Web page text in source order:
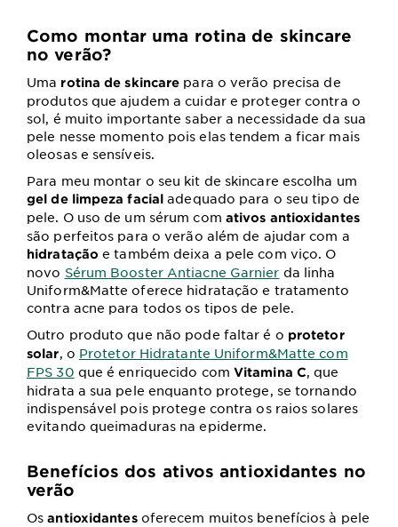
Como montar uma rotina de skincare
no verão?
Uma rotina de skincare para o verão precisa de
produtos que ajudem a cuidar e proteger contra o
sol, é muito importante saber a necessidade da sua
pele nesse momento pois elas tendem a ficar mais
oleosas e sensíveis.
Para meu montar o seu kit de skincare escolha um
gel de limpeza facial adequado para o seu tipo de
pele. O uso de um sérum com ativos antioxidantes
são perfeitos para o verão além de ajudar com a
hidrataçãoe também deixa a pele com viço. O
novo Sérum Booster Antiacne Garnier da linha
Uniform&Matte oferece hidratação e tratamento
contra acne para todos os tipos de pele.
Outro produto que não pode faltar é o protetor
solar, o Protetor Hidratante Uniform&Matte com
FPS 30 que é enriquecido com Vitamina C, que
hidrata a sua pele enquanto protege, se tornando
indispensável pois protege contra os raios solares
evitando queimaduras na epiderme.
Benefícios dos ativos antioxidantes no
verão
Osantioxidantes oferecem muitos benefícios à pele